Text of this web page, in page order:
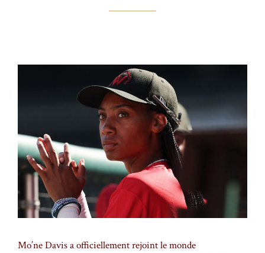
Mo’ne Davis a officiellement rejoint le monde